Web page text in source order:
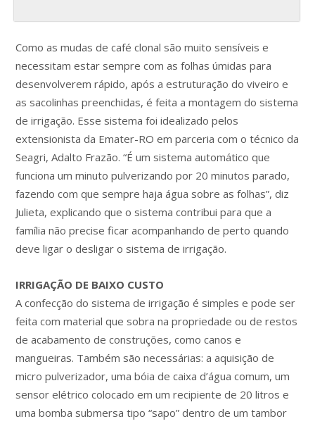
Como as mudas de café clonal são muito sensíveis e
necessitam estar sempre com as folhas úmidas para
desenvolverem rápido, após a estruturação do viveiro e
as sacolinhas preenchidas, é feita a montagem do sistema
de irrigação. Esse sistema foi idealizado pelos
extensionista da Emater-RO em parceria com o técnico da
Seagri, Adalto Frazão. “É um sistema automático que
funciona um minuto pulverizando por 20 minutos parado,
fazendo com que sempre haja água sobre as folhas”, diz
Julieta, explicando que o sistema contribui para que a
família não precise ficar acompanhando de perto quando
deve ligar o desligar o sistema de irrigação.
IRRIGAÇÃO DE BAIXO CUSTO
A confecção do sistema de irrigação é simples e pode ser
feita com material que sobra na propriedade ou de restos
de acabamento de construções, como canos e
mangueiras. Também são necessárias: a aquisição de
micro pulverizador, uma bóia de caixa d’água comum, um
sensor elétrico colocado em um recipiente de 20 litros e
uma bomba submersa tipo “sapo” dentro de um tambor